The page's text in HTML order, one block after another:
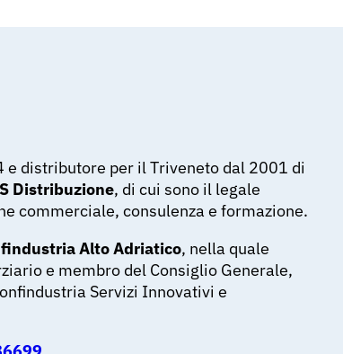
distributore per il Triveneto dal 2001 di
Distribuzione, di cui sono il legale
commerciale, consulenza e formazione.
Alto Adriatico, nella quale
e membro del Consiglio Generale,
Servizi Innovativi e